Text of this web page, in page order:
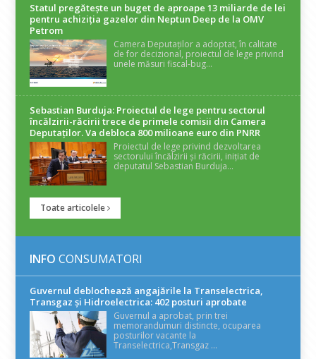
Statul pregătește un buget de aproape 13 miliarde de lei
pentru achiziția gazelor din Neptun Deep de la OMV
Petrom
Camera Deputaților a adoptat, în calitate
de for decizional, proiectul de lege privind
unele măsuri fiscal-bug...
Sebastian Burduja: Proiectul de lege pentru sectorul
încălzirii-răcirii trece de primele comisii din Camera
Deputaților. Va debloca 800 milioane euro din PNRR
Proiectul de lege privind dezvoltarea
sectorului încălzirii și răcirii, inițiat de
deputatul Sebastian Burduja...
Toate articolele
INFO CONSUMATORI
Guvernul deblochează angajările la Transelectrica,
Transgaz și Hidroelectrica: 402 posturi aprobate
Guvernul a aprobat, prin trei
memorandumuri distincte, ocuparea
posturilor vacante la
Transelectrica,Transgaz ...